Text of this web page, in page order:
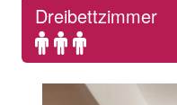
Dreibettzimmer
Standard
occupancy:
3